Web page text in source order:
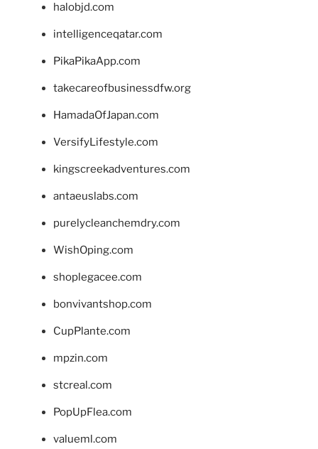
halobjd.com
intelligenceqatar.com
PikaPikaApp.com
takecareofbusinessdfw.org
HamadaOfJapan.com
VersifyLifestyle.com
kingscreekadventures.com
antaeuslabs.com
purelycleanchemdry.com
WishOping.com
shoplegacee.com
bonvivantshop.com
CupPlante.com
mpzin.com
stcreal.com
PopUpFlea.com
valueml.com